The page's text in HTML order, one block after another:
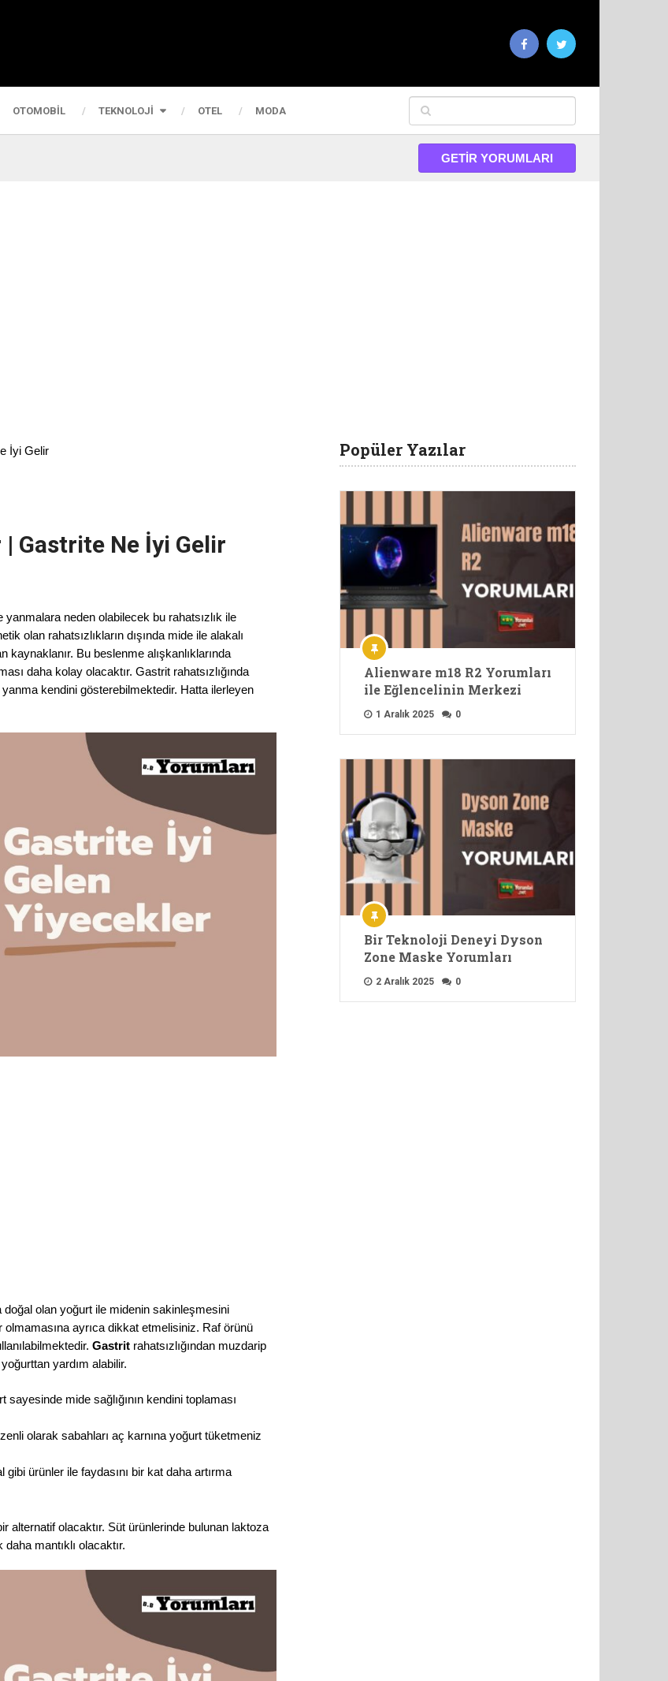
OTOMOBIL TEKNOLOJI OTEL MODA
GETIR YORUMLARI
İyi Gelir
Gastrite Ne İyi Gelir
neden olabilecek bu rahatsızlık ile
olan rahatsızlıkların dışında mide ile alakalı
kaynaklanır. Bu beslenme alışkanlıklarında
daha kolay olacaktır. Gastrit rahatsızlığında
yanma kendini gösterebilmektedir. Hatta ilerleyen
doğal olan yoğurt ile midenin sakinleşmesini
olmamasına ayrıca dikkat etmelisiniz. Raf örünü
Gastrit rahatsızlığından muzdarip
yardım alabilir.
mide sağlığının kendini toplaması
olarak sabahları aç karnına yoğurt tüketmeniz
ürünler ile faydasını bir kat daha artırma
alternatif olacaktır. Süt ürünlerinde bulunan laktoza
mantıklı olacaktır.
Popüler Yazılar
Alienware m18 R2 Yorumları
ile Eğlencelinin Merkezi
1 Aralık 2025 0
Bir Teknoloji Deneyi Dyson
Zone Maske Yorumları
2 Aralık 2025 0